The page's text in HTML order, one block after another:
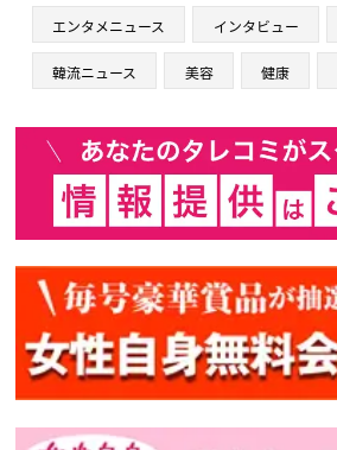
エンタメニュース インタビュー
韓流ニュース 美容 健康